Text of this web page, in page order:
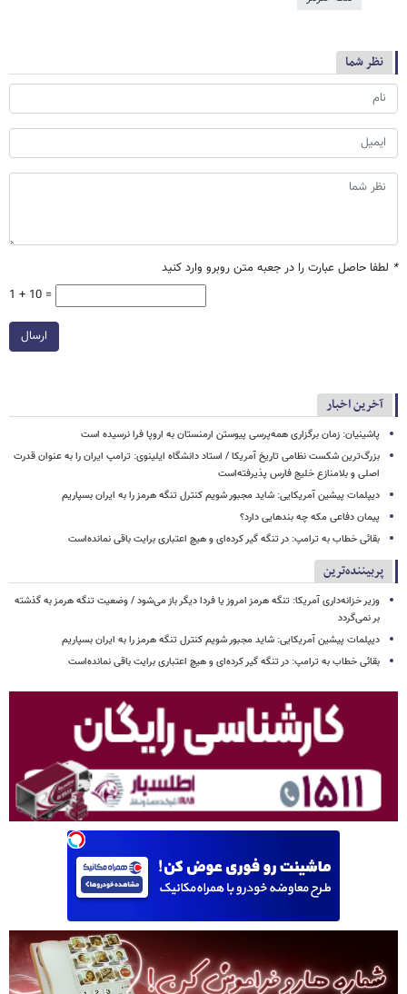
نظر شما
* لطفا حاصل عبارت را در جعبه متن روبرو وارد کنید
1 + 10 =
ارسال
آخرین اخبار
پاشینیان: زمان برگزاری همه‌پرسی پیوستن ارمنستان به اروپا فرا نرسیده است
بزرگ‌ترین شکست نظامی تاریخ آمریکا / استاد دانشگاه ایلینوی: ترامپ ایران را به عنوان قدرت
اصلی و بلامنازع خلیج فارس پذیرفته‌است
دیپلمات پیشین آمریکایی: شاید مجبور شویم کنترل تنگه هرمز را به ایران بسپاریم
پیمان دفاعی مکه چه بندهایی دارد؟
بقائی خطاب به ترامپ: در تنگه گیر کرده‌ای و هیچ اعتباری برایت باقی نمانده‌است
پربیننده‌ترین
وزیر خزانه‌داری آمریکا: تنگه هرمز امروز یا فردا دیگر باز می‌شود / وضعیت تنگه هرمز به گذشته
بر نمی‌گردد
دیپلمات پیشین آمریکایی: شاید مجبور شویم کنترل تنگه هرمز را به ایران بسپاریم
بقائی خطاب به ترامپ: در تنگه گیر کرده‌ای و هیچ اعتباری برایت باقی نمانده‌است